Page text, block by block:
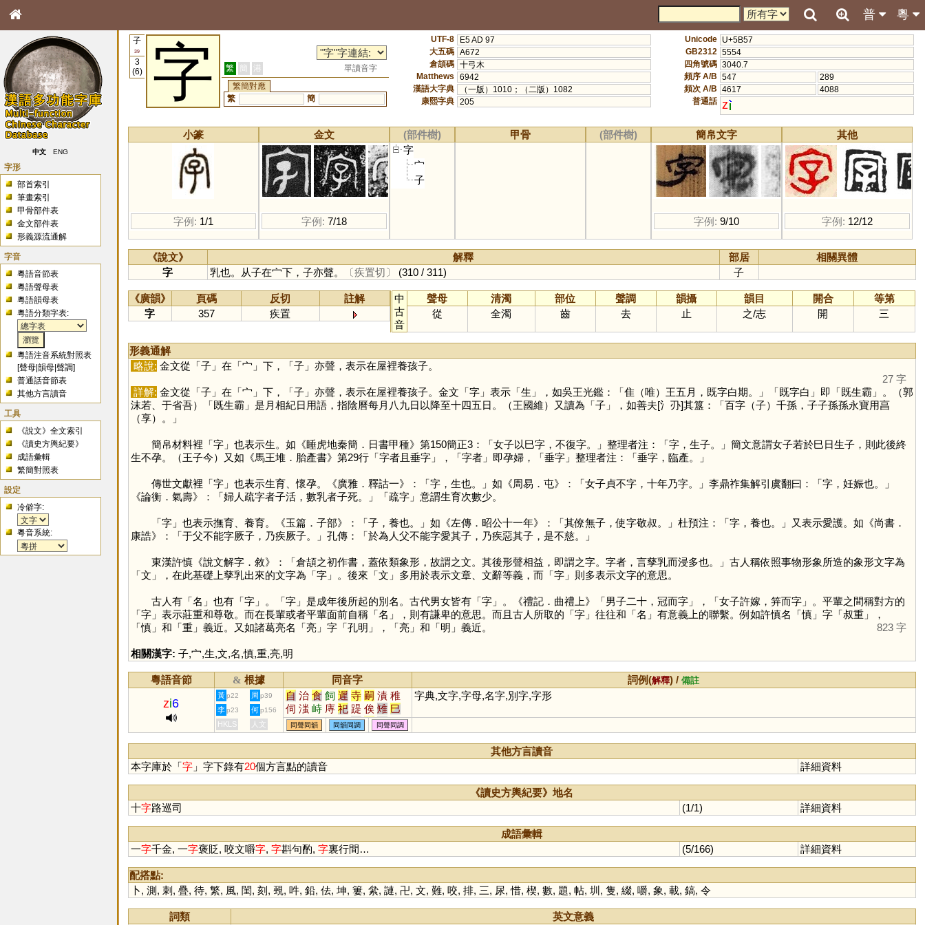
粵
普
中文 ENG
字形
部首索引
筆畫索引
甲骨部件表
金文部件表
形義源流通解
字音
粵語音節表
粵語聲母表
粵語韻母表
粵語分類字表:
粵語注音系統對照表
[聲母 |韻母 |聲調]
普通話音節表
其他方言讀音
工具
《說文》全文索引
《讀史方輿紀要》
成語彙輯
繁簡對照表
設定
冷僻字:
粵音系統:
子
39
3
(6)
字 繁 簡 港
單讀音字
繁簡對應
繁
簡
UTF-8
E5 AD 97
大五碼 A672
倉頡碼 十弓木
Matthews
6942
漢語大字典
（一版）1010；（二版）1082
康熙字典 205
Unicode U+5B57
GB2312 5554
四角號碼 3040.7
頻序 A/B 547
289
頻次 A/B 4617
4088
普通話 z
小篆
字例: 1/1
金文
字例: 7/18
(部件樹)
字
宀
子
甲骨 (部件樹) 簡帛文字
字例: 9/10
其他
字例: 12/12
《說文》 解釋 部居
相關異體
字
乳也。从子在宀下，子亦聲。 〔疾置切〕 (310 / 311) 子
《廣韻》 頁碼 反切
註解
字
357 疾置
中
古
音
聲母 清濁 部位 聲調 韻攝 韻目 開合
等第
從
全濁 齒 去 止 之/志 開 三
形義通解
略說: 金文從「子」在「宀 」下，「子」亦聲，表示在屋裡養孩子。
27 字
詳解: 金文從「子」在「宀 」下，「子」亦聲，表示在屋裡養孩子。金文「字」表示「生 」，如吳王光鑑：「隹（唯）王五月，既字白期。」「既字白」即「既生霸」。（郭
沫若、于省吾）「既生霸」是月相紀日用語，指陰曆每月八九日以降至十四五日。（王國維）又讀為「子」，如善夫[氵刅]其簋：「百字（子）千孫，子子孫孫永寶用亯
（享）。」
簡帛材料裡「字」也表示生。如《睡虎地秦簡．日書甲種》第150簡正3：「女子以巳字，不復字。」整理者注：「字，生子。」簡文意謂女子若於巳日生子，則此後終
生不孕。（王子今）又如《馬王堆．胎產書》第29行「字者且垂字」，「字者」即孕婦，「垂字」整理者注：「垂字，臨產。」
傳世文獻裡「字」也表示生育、懷孕。《廣雅．釋詁一》：「字，生也。」如《周易．屯》：「女子貞不字，十年乃字。」李鼎祚集解引虞翻曰：「字，妊娠也。」
《論衡．氣壽》：「婦人疏字者子活，數乳者子死。」「疏字」意謂生育次數少。
「字」也表示撫育、養育。《玉篇．子部》：「子，養也。」如《左傳．昭公十一年》：「其僚無子，使字敬叔。」杜預注：「字，養也。」又表示愛護。如《尚書．
康誥》：「于父不能字厥子，乃疾厥子。」孔傳：「於為人父不能字愛其子，乃疾惡其子，是不慈。」
東漢許慎《說文解字．敘》：「倉頡之初作書，蓋依類象形，故謂之文。其後形聲相益，即謂之字。字者，言孳乳而浸多也。」古人稱依照事物形象所造的象形文字為
「文 」，在此基礎上孳乳出來的文字為「字」。後來「文 」多用於表示文章、文辭等義，而「字」則多表示文字的意思。
古人有「名 」也有「字」。「字」是成年後所起的別名。古代男女皆有「字」。《禮記．曲禮上》「男子二十，冠而字」，「女子許嫁，笄而字」。平輩之間稱對方的
「字」表示莊重和尊敬。而在長輩或者平輩面前自稱「名 」，則有謙卑的意思。而且古人所取的「字」往往和「名 」有意義上的聯繫。例如許慎名「慎」字「叔重」，
「慎」和「重」義近。又如諸葛亮名「亮」字「孔明」，「亮」和「明 」義近。 823 字
相關漢字: 子,宀,生,文,名,慎,重,亮,明
粵語音節 & 根據 同音字 詞例(解釋) /備註
zi6
黃 p22 周 p39 自 治 食 飼 遲 寺 嗣 漬 稚
伺 滍 峙 庤 祀 踶 俟 雉 巳
剚 笥 泜 胔 痔 豸 彘 兕 涘
眥 耜 𠱾 骴 偫 牸 畤 芓 阤 傂
覗 廌 絼 歭 跱 髊 倳 乿 徥
摨 謘 蚔 鶨 鴙
字典,文字,字母,名字,別字,字形
李 p23 何 p156
HKLS 人文 同聲同韻 同韻同調 同聲同調
其他方言讀音
本字庫於「字」字下錄有20個方言點的讀音 詳細資料
《讀史方輿紀要》地名
十字路巡司 (1/1) 詳細資料
成語彙輯
一字千金, 一字褒貶, 咬文嚼字, 字斟句酌, 字裏行間… (5/166) 詳細資料
配搭點:
卜, 測 , 刺 , 疊, 待, 繁, 風, 閨, 刻 , 覡, 吽, 鉛, 佉, 坤, 簍, 絫, 謰, 卍, 文, 難, 咬, 排, 三, 尿,惜, 楔, 數, 題, 帖, 圳 , 隻, 綴, 嚼, 象, 載, 鎬, 令
詞類 英文意義